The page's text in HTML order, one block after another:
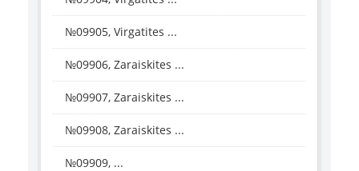
№09905, Virgatites ...
№09906, Zaraiskites ...
№09907, Zaraiskites ...
№09908, Zaraiskites ...
№09909, ...